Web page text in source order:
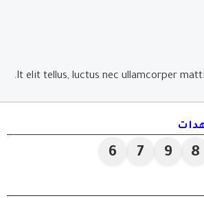
It elit tellus, luctus nec ullamcorper
8
9
7
6